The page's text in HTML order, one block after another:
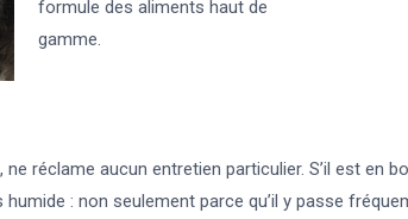
formule des aliments haut de
gamme.
réclame aucun entretien particulier. S’il est en
: non seulement parce qu’il y passe